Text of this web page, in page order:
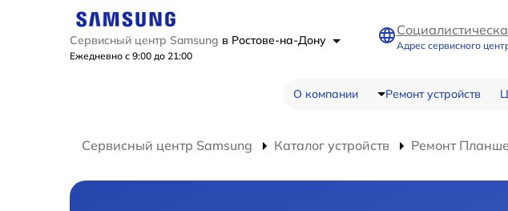
Сервисный центр Samsung в Ростове-на-Дону
Ежедневно с 9:00 до 21:00
Адрес сервисного
О компании Ремонт устройств
Сервисный центр Samsung Каталог устройств Ремонт